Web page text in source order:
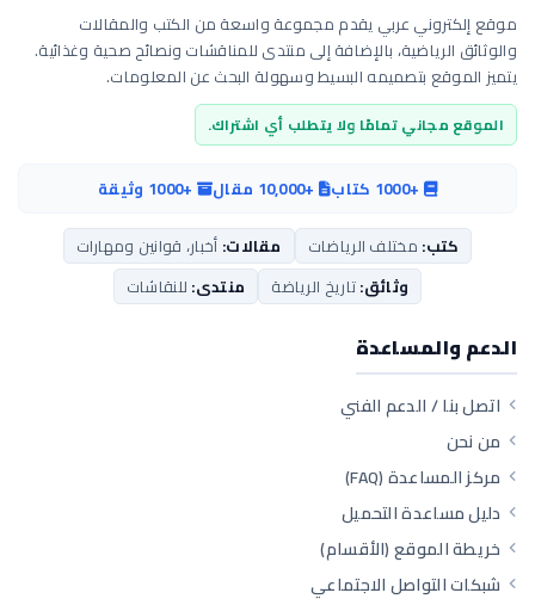
موقع إلكتروني عربي يقدم مجموعة واسعة من الكتب والمقالات
والوثائق الرياضية، بالإضافة إلى منتدى للمناقشات ونصائح صحية وغذائية.
يتميز الموقع بتصميمه البسيط وسهولة البحث عن المعلومات.
الموقع مجاني تمامًا ولا يتطلب أي اشتراك.
+1000 كتاب +10,000 مقال
+1000 وثيقة
كتب: مختلف الرياضات مقالات: أخبار، قوانين ومهارات
وثائق:تاريخ الرياضة منتدى: للنقاشات
الدعم والمساعدة
اتصل بنا / الدعم الفني
من نحن
مركز المساعدة (FAQ)
دليل مساعدة التحميل
خريطة الموقع (الأقسام)
شبكات التواصل الاجتماعي